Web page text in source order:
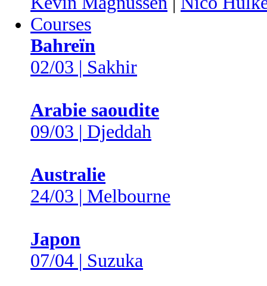
Courses
Bahreïn
02/03 | Sakhir
Arabie saoudite
09/03 | Djeddah
Australie
24/03 | Melbourne
Japon
07/04 | Suzuka